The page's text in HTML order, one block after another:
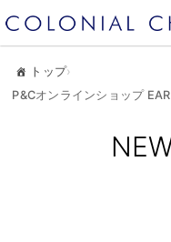
トップ›
P&Cオンラインショップ